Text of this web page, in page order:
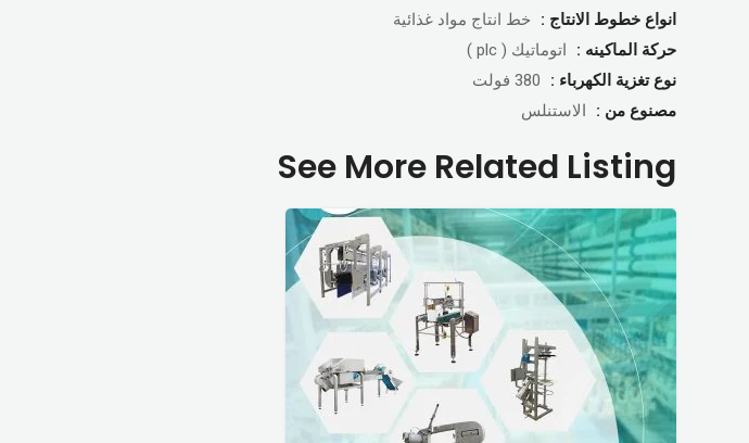
انواع خطوط الانتاج :
خط انتاج مواد غذائية
حركة الماكينه :
اتوماتيك ( plc )
نوع تغزية الكهرباء :
380 فولت
مصنوع من :
الاستنلس
See More Related Listing